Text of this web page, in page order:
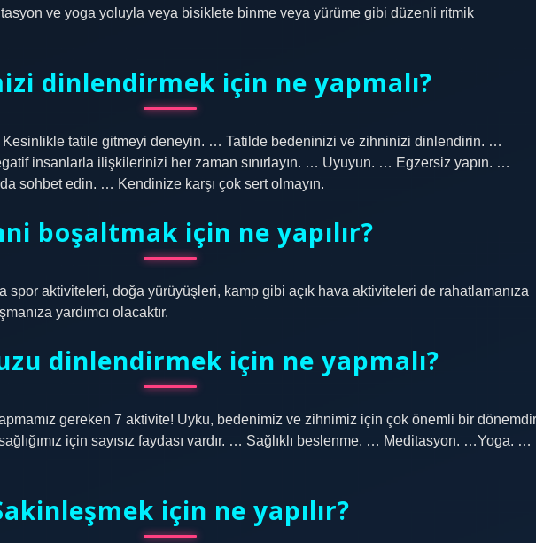
ve yoga yoluyla veya bisiklete binme veya yürüme gibi düzenli ritmik
dinlendirmek için ne yapmalı?
Kesinlikle tatile gitmeyi deneyin. … Tatilde bedeninizi ve zihninizi dinlendirin. …
insanlarla ilişkilerinizi her zaman sınırlayın. … Uyuyun. … Egzersiz yapın. …
sohbet edin. … Kendinize karşı çok sert olmayın.
boşaltmak için ne yapılır?
spor aktiviteleri, doğa yürüyüşleri, kamp gibi açık hava aktiviteleri de rahatlamanıza
yardımcı olacaktır.
dinlendirmek için ne yapmalı?
gereken 7 aktivite! Uyku, bedenimiz ve zihnimiz için çok önemli bir
için sayısız faydası vardır. … Sağlıklı beslenme. … Meditasyon. …Yoga. …
için ne yapılır?